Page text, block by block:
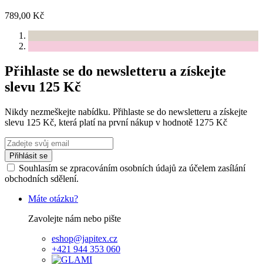
789,00 Kč
Přihlaste se do newsletteru a získejte
slevu 125 Kč
Nikdy nezmeškejte nabídku. Přihlaste se do newsletteru a získejte
slevu 125 Kč, která platí na první nákup v hodnotě 1275 Kč
Přihlásit se
Souhlasím se zpracováním osobních údajů za účelem zasílání
obchodních sdělení.
Máte otázku?
Zavolejte nám nebo pište
eshop@japitex.cz
+421 944 353 060